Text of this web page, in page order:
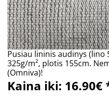
Pusiau lininis audinys (lino
325g/m², plotis 155cm.
(Omniva)!
Kaina iki: 16.90€